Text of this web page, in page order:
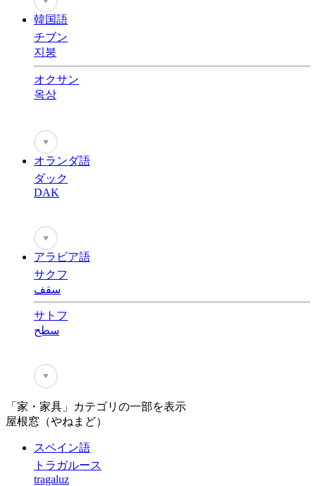
韓国語
チブン
지붕
オクサン
옥상
♥
オランダ語
ダック
DAK
♥
アラビア語
サクフ
سقف
サトフ
سطح
♥
「家・家具」カテゴリの一部を表示
屋根窓（やねまど）
スペイン語
トラガルース
tragaluz